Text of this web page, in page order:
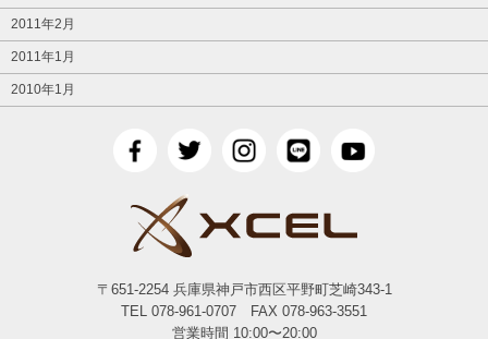
2011年2月
2011年1月
2010年1月
〒651-2254 兵庫県神戸市西区平野町芝崎343-1
TEL 078-961-0707 FAX 078-963-3551
営業時間 10:00〜20:00